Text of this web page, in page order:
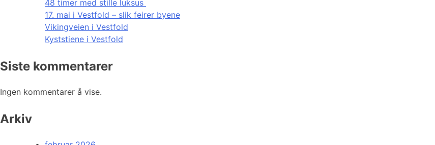
48 timer med stille luksus
17. mai i Vestfold – slik feirer byene
Vikingveien i Vestfold
Kyststiene i Vestfold
Siste kommentarer
Ingen kommentarer å vise.
Arkiv